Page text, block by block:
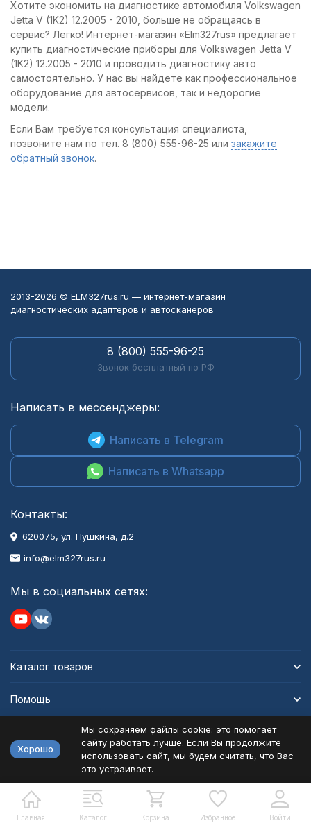
Хотите экономить на диагностике автомобиля Volkswagen
Jetta V (1K2) 12.2005 - 2010, больше не обращаясь в
сервис? Легко! Интернет-магазин «Elm327rus» предлагает
купить диагностические приборы для Volkswagen Jetta V
(1K2) 12.2005 - 2010 и проводить диагностику авто
самостоятельно. У нас вы найдете как профессиональное
оборудование для автосервисов, так и недорогие
модели.
Если Вам требуется консультация специалиста,
позвоните нам по тел. 8 (800) 555-96-25 или закажите
обратный звонок.
Главная Каталог Корзина Избранное Войти
2013-2026 © ELM327rus.ru — интернет-магазин
диагностических адаптеров и автосканеров
8 (800) 555-96-25
Звонок бесплатный по РФ
Написать в мессенджеры:
Написать в Telegram
Написать в Whatsapp
Контакты:
620075, ул. Пушкина, д.2
info@elm327rus.ru
Мы в социальных сетях:
Каталог товаров
Помощь
Политика персональных данных
Разработано в bodysite.ru
Хорошо
Мы сохраняем файлы cookie: это помогает
сайту работать лучше. Если Вы продолжите
использовать сайт, мы будем считать, что Вас
это устраивает.